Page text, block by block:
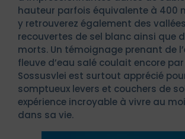
hauteur parfois équivalente à 400
y retrouverez également des
recouvertes de sel blanc ainsi que
morts. Un témoignage prenant de
fleuve d’eau salé coulait encore
Sossusvlei est surtout apprécié
somptueux levers et couchers de
expérience incroyable à vivre au
dans sa vie.